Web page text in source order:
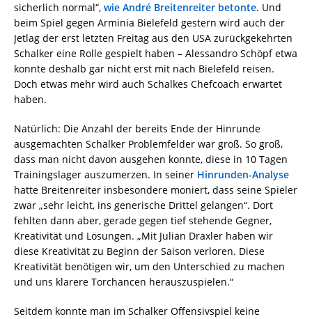
sicherlich normal“, wie André Breitenreiter betonte. Und
beim Spiel gegen Arminia Bielefeld gestern wird auch der
Jetlag der erst letzten Freitag aus den USA zurückgekehrten
Schalker eine Rolle gespielt haben – Alessandro Schöpf etwa
konnte deshalb gar nicht erst mit nach Bielefeld reisen.
Doch etwas mehr wird auch Schalkes Chefcoach erwartet
haben.
Natürlich: Die Anzahl der bereits Ende der Hinrunde
ausgemachten Schalker Problemfelder war groß. So groß,
dass man nicht davon ausgehen konnte, diese in 10 Tagen
Trainingslager auszumerzen. In seiner Hinrunden-Analyse
hatte Breitenreiter insbesondere moniert, dass seine Spieler
zwar „sehr leicht, ins generische Drittel gelangen“. Dort
fehlten dann aber, gerade gegen tief stehende Gegner,
Kreativität und Lösungen. „Mit Julian Draxler haben wir
diese Kreativität zu Beginn der Saison verloren. Diese
Kreativität benötigen wir, um den Unterschied zu machen
und uns klarere Torchancen herauszuspielen.“
Seitdem konnte man im Schalker Offensivspiel keine